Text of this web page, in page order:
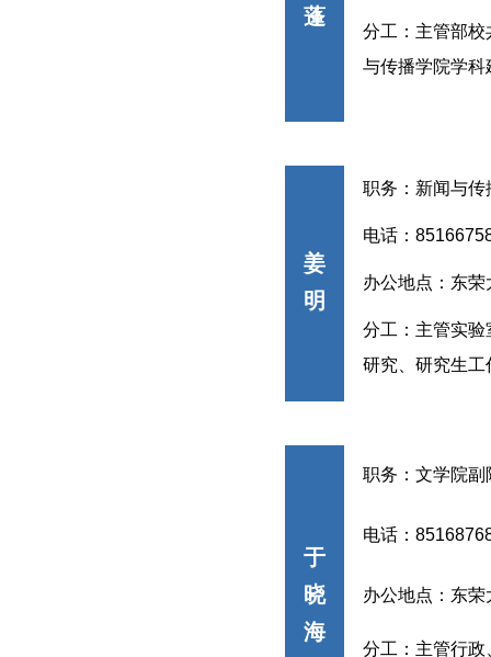
蓬
分工：主管部
与传播学院学
姜
明
职务：新闻与传
电话：
办公地点：东荣
分工： 主管实验
研究、研究生工
于
晓
海
职务：文学院副
电话：
办公地点：东荣
分工：主管行